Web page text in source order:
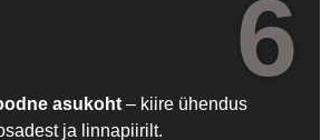
6
asukoht – kiire ühendus
ja linnapiirilt.